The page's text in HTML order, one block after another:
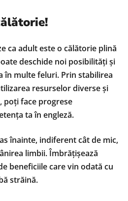
ca adult este o călătorie plină
deschide noi posibilități și
în multe feluri. Prin stabilirea
resurselor diverse și
poți face progrese
ta în engleză.
înainte, indiferent cât de mic,
limbii. Îmbrățișează
beneficiile care vin odată cu
străină.